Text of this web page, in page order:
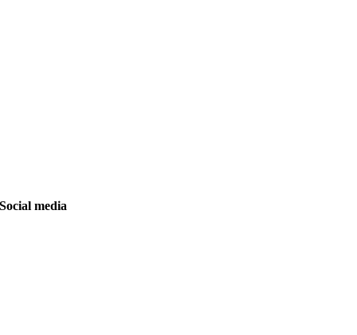
Social media